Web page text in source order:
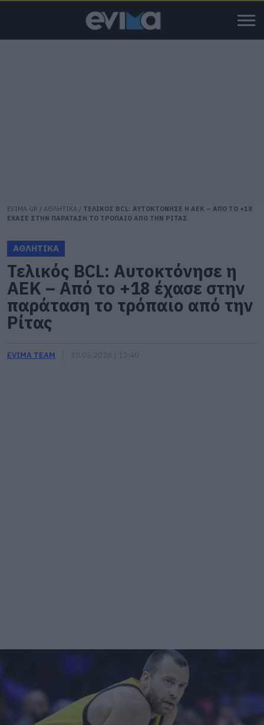
EVIMA.GR / ΑΘΛΗΤΙΚΑ / ΤΕΛΙΚΟΣ BCL: ΑΥΤΟΚΤΟΝΗΣΕ Η ΑΕΚ – ΑΠΟ ΤΟ +18
ΕΧΑΣΕ ΣΤΗΝ ΠΑΡΑΤΑΣΗ ΤΟ ΤΡΟΠΑΙΟ ΑΠΟ ΤΗΝ ΡΙΤΑΣ
ΑΘΛΗΤΙΚΑ
Τελικός BCL: Αυτοκτόνησε η
ΑΕΚ – Από το +18 έχασε στην
παράταση το τρόπαιο από την
Ρίτας
EVIMA TEAM